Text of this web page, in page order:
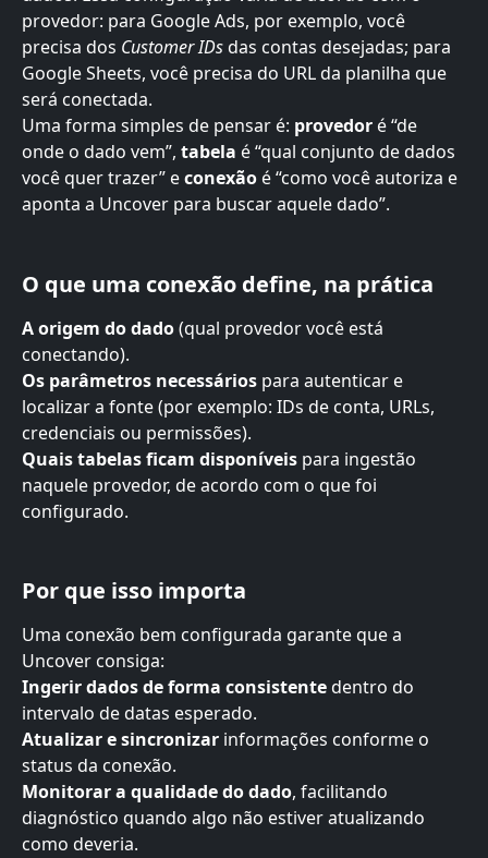
provedor: para Google Ads, por exemplo, você
precisa dos Customer IDs das contas desejadas; para
Google Sheets, você precisa do URL da planilha que
será conectada.
Uma forma simples de pensar é: provedor é “de
onde o dado vem”, tabela é “qual conjunto de dados
você quer trazer” e conexão é “como você autoriza e
aponta a Uncover para buscar aquele dado”.
O que uma conexão define, na prática
A origem do dado (qual provedor você está
conectando).
Os parâmetros necessários para autenticar e
localizar a fonte (por exemplo: IDs de conta, URLs,
credenciais ou permissões).
Quais tabelas ficam disponíveis para ingestão
naquele provedor, de acordo com o que foi
configurado.
Por que isso importa
Uma conexão bem configurada garante que a
Uncover consiga:
Ingerir dados de forma consistente dentro do
intervalo de datas esperado.
Atualizar e sincronizar informações conforme o
status da conexão.
Monitorar a qualidade do dado, facilitando
diagnóstico quando algo não estiver atualizando
como deveria.